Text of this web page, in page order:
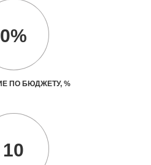
0%
ПО БЮДЖЕТУ, %
10